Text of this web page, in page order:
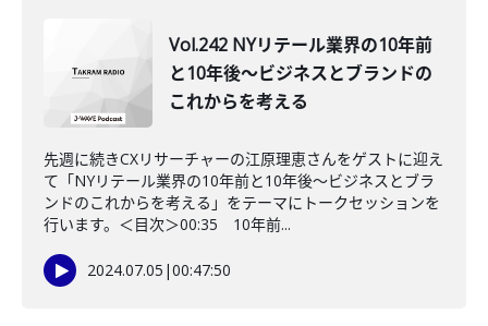
Vol.242 NYリテール業界の10年前
と10年後〜ビジネスとブランドの
これからを考える
先週に続きCXリサーチャーの江原理恵さんをゲストに迎え
て「NYリテール業界の10年前と10年後〜ビジネスとブラ
ンドのこれからを考える」をテーマにトークセッションを
行います。＜目次＞00:35 10年前...
2024.07.05 |00:47:50